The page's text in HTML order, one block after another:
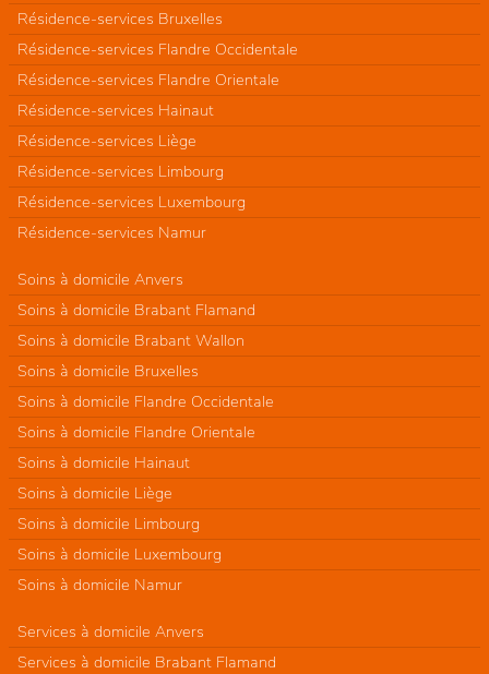
Résidence-services Bruxelles
Résidence-services Flandre Occidentale
Résidence-services Flandre Orientale
Résidence-services Hainaut
Résidence-services Liège
Résidence-services Limbourg
Résidence-services Luxembourg
Résidence-services Namur
Soins à domicile Anvers
Soins à domicile Brabant Flamand
Soins à domicile Brabant Wallon
Soins à domicile Bruxelles
Soins à domicile Flandre Occidentale
Soins à domicile Flandre Orientale
Soins à domicile Hainaut
Soins à domicile Liège
Soins à domicile Limbourg
Soins à domicile Luxembourg
Soins à domicile Namur
Services à domicile Anvers
Services à domicile Brabant Flamand